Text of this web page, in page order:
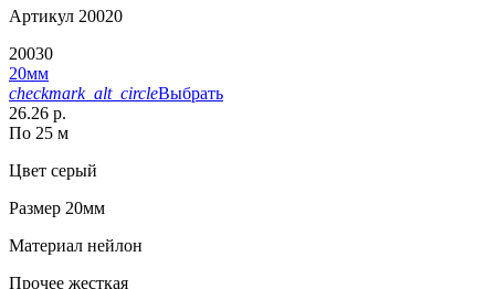
Артикул 20020
20030
20мм
checkmark_alt_circleВыбрать
26.26 р.
По 25 м
Цвет серый
Размер 20мм
Материал нейлон
Прочее жесткая